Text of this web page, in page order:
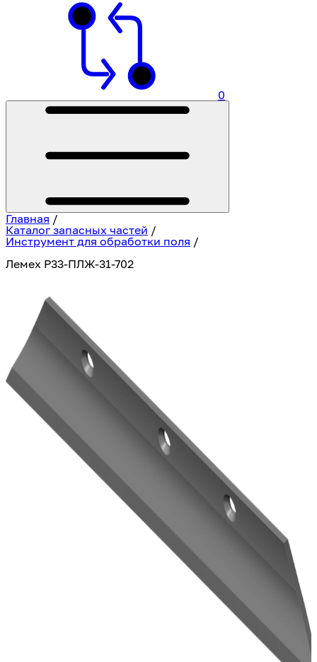
0
Главная /
Каталог запасных частей /
Инструмент для обработки поля /
Лемех Р33-ПЛЖ-31-702